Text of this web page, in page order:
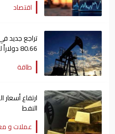
اقتصاد
تراجع جديد
80.66 دولاراً للبرميل
طاقة
ارتفاع
النفط
عملات و